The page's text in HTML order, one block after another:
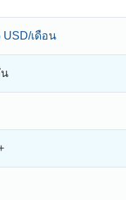
USD/เดือน
น